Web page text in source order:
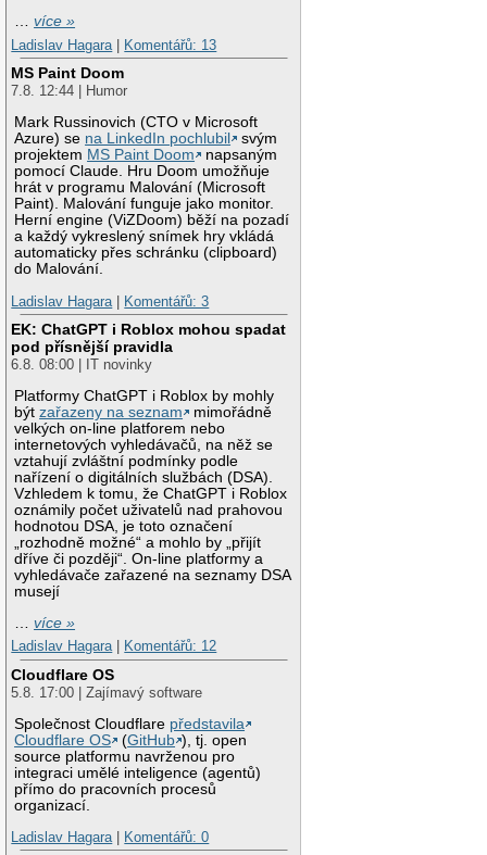
…více »
Ladislav Hagara
Komentářů: 13
MS Paint Doom
7.8. 12:44 | Humor
Mark Russinovich (CTO v Microsoft
Azure) se na LinkedIn pochlubil
svým
projektem MS Paint Doom
napsaným
pomocí Claude. Hru Doom umožňuje
hrát v programu Malování (Microsoft
Paint). Malování funguje jako monitor.
Herní engine (ViZDoom) běží na pozadí
a každý vykreslený snímek hry vkládá
automaticky přes schránku (clipboard)
do Malování.
Ladislav Hagara
Komentářů: 3
EK: ChatGPT i Roblox mohou spadat
pod přísnější pravidla
6.8. 08:00 | IT novinky
Platformy ChatGPT i Roblox by mohly
býtzařazeny na seznam
mimořádně
velkých on-line platforem nebo
internetových vyhledávačů, na něž se
vztahují zvláštní podmínky podle
nařízení o digitálních službách (DSA).
Vzhledem k tomu, že ChatGPT i Roblox
oznámily počet uživatelů nad prahovou
hodnotou DSA, je toto označení
„rozhodně možné“ a mohlo by „přijít
dříve či později“. On-line platformy a
vyhledávače zařazené na seznamy DSA
musejí
…více »
Ladislav Hagara| Komentářů: 12
Cloudflare OS
5.8. 17:00 | Zajímavý software
Společnost Cloudflare představila
Cloudflare OS
(GitHub ), tj. open
source platformu navrženou pro
integraci umělé inteligence (agentů)
přímo do pracovních procesů
organizací.
Ladislav Hagara| Komentářů: 0